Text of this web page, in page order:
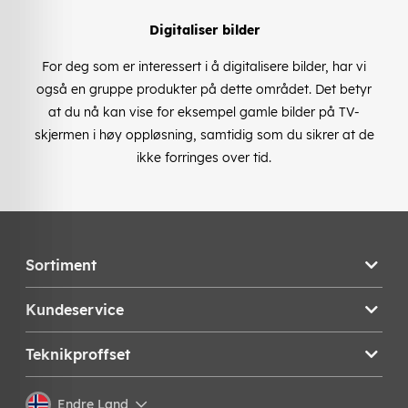
Digitaliser bilder
For deg som er interessert i å digitalisere bilder, har vi
også en gruppe produkter på dette området. Det betyr
at du nå kan vise for eksempel gamle bilder på TV-
skjermen i høy oppløsning, samtidig som du sikrer at de
ikke forringes over tid.
Sortiment
Kundeservice
Teknikproffset
Endre Land